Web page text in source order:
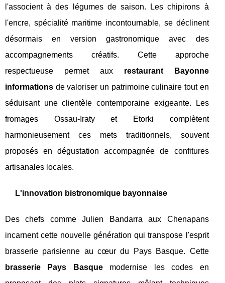
l'associent à des légumes de saison. Les chipirons à
l'encre, spécialité maritime incontournable, se déclinent
désormais en version gastronomique avec des
accompagnements créatifs. Cette approche
respectueuse permet aux restaurant Bayonne
informations de valoriser un patrimoine culinaire tout en
séduisant une clientèle contemporaine exigeante. Les
fromages Ossau-Iraty et Etorki complètent
harmonieusement ces mets traditionnels, souvent
proposés en dégustation accompagnée de confitures
artisanales locales.
L'innovation bistronomique bayonnaise
Des chefs comme Julien Bandarra aux Chenapans
incarnent cette nouvelle génération qui transpose l'esprit
brasserie parisienne au cœur du Pays Basque. Cette
brasserie Pays Basquemodernise les codes en